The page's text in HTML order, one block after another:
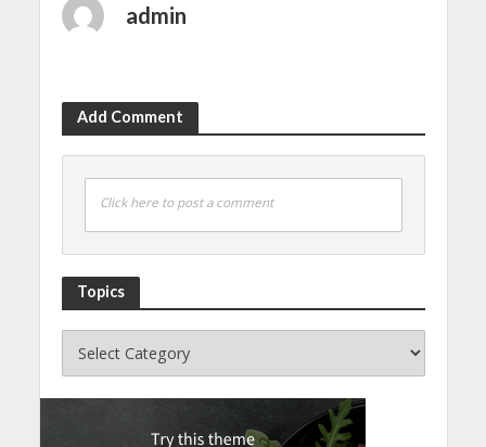
admin
Add Comment
Click here to post a comment
Topics